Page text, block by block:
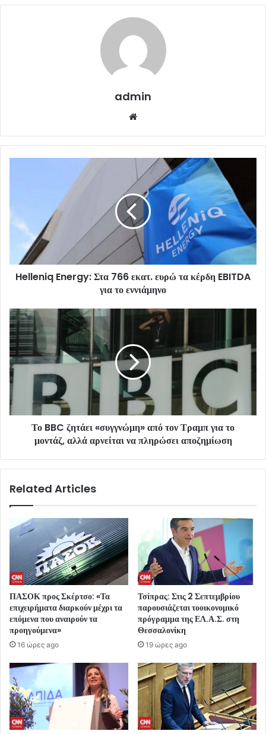
admin
Helleniq Energy: Στα 766 εκατ. ευρώ τα κέρδη EBITDA
για το εννιάμηνο
Το BBC ζητάει «συγγνώμη» από τον Τραμπ για το
μοντάζ, αλλά αρνείται να πληρώσει αποζημίωση
Related Articles
ΠΑΣΟΚ προς Σκέρτσο: «Τα
επιχειρήματα διαρκούν μέχρι τα
επόμενα που αναιρούν τα
προηγούμενα»
16 ώρες ago
Τσίπρας: Στις 2 Σεπτεμβρίου
παρουσιάζεται τοοικονομικό
πρόγραμμα της ΕΛ.Α.Σ. στη
Θεσσαλονίκη
19 ώρες ago